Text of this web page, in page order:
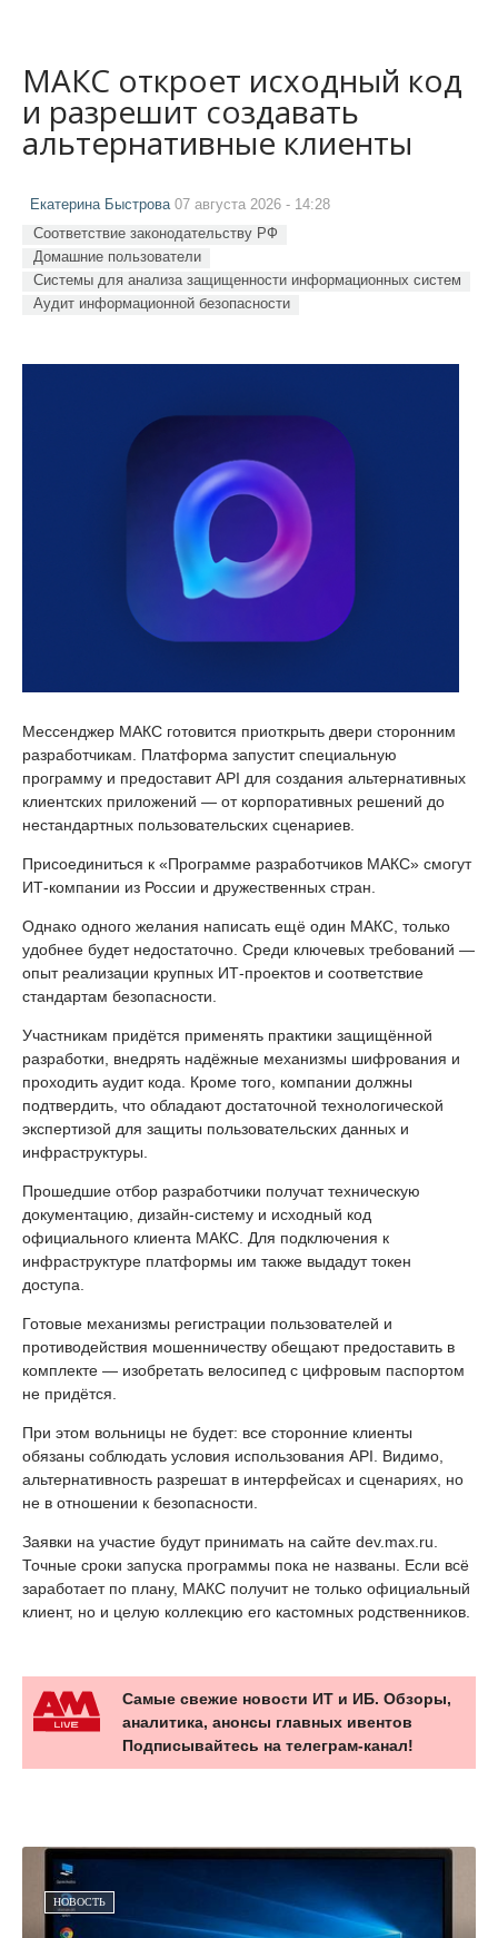
МАКС откроет исходный код
и разрешит создавать
альтернативные клиенты
Екатерина Быстрова07 августа 2026 - 14:28
Соответствие законодательству РФ
Домашние пользователи
Системы для анализа защищенности информационных систем
Аудит информационной безопасности
Мессенджер МАКС готовится приоткрыть двери сторонним
разработчикам. Платформа запустит специальную
программу и предоставит API для создания альтернативных
клиентских приложений — от корпоративных решений до
нестандартных пользовательских сценариев.
Присоединиться к «Программе разработчиков МАКС» смогут
ИТ-компании из России и дружественных стран.
Однако одного желания написать ещё один МАКС, только
удобнее будет недостаточно. Среди ключевых требований —
опыт реализации крупных ИТ-проектов и соответствие
стандартам безопасности.
Участникам придётся применять практики защищённой
разработки, внедрять надёжные механизмы шифрования и
проходить аудит кода. Кроме того, компании должны
подтвердить, что обладают достаточной технологической
экспертизой для защиты пользовательских данных и
инфраструктуры.
Прошедшие отбор разработчики получат техническую
документацию, дизайн-систему и исходный код
официального клиента МАКС. Для подключения к
инфраструктуре платформы им также выдадут токен
доступа.
Готовые механизмы регистрации пользователей и
противодействия мошенничеству обещают предоставить в
комплекте — изобретать велосипед с цифровым паспортом
не придётся.
При этом вольницы не будет: все сторонние клиенты
обязаны соблюдать условия использования API. Видимо,
альтернативность разрешат в интерфейсах и сценариях, но
не в отношении к безопасности.
Заявки на участие будут принимать на сайте dev.max.ru.
Точные сроки запуска программы пока не названы. Если всё
заработает по плану, МАКС получит не только официальный
клиент, но и целую коллекцию его кастомных родственников.
Самые свежие новости ИТ и ИБ. Обзоры,
аналитика, анонсы главных ивентов
Подписывайтесь на телеграм-канал!
НОВОСТЬ